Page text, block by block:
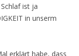
ist ja
in unserm
erklärt habe, dass